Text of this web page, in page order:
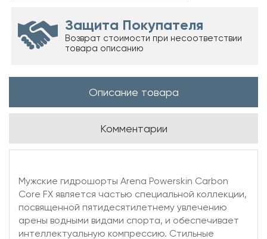
Защита Покупателя
Возврат стоимости при несоответствии
товара описанию
Описание товара
Комментарии
Мужские гидрошорты Arena Powerskin Carbon
Core FX является частью специальной коллекции,
посвященной пятидесятилетнему увлечению
арены водными видами спорта, и обеспечивает
интеллектуальную компрессию. Стильные